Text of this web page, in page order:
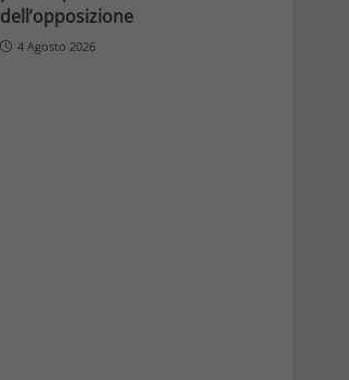
dell’opposizione
4 Agosto 2026